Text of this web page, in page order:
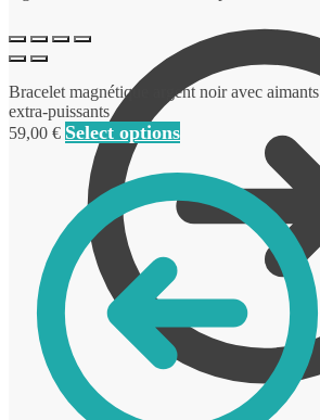
Bracelet magnétique argent noir avec aimants
extra-puissants
59,00 € Select options